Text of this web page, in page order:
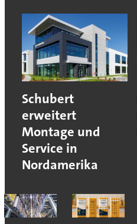
Schubert
erweitert
Montage und
Service in
Nordamerika